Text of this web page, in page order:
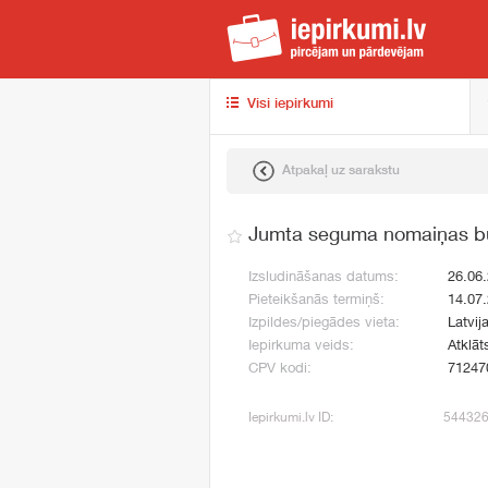
Visi iepirkumi
Atpakaļ uz sarakstu
Jumta seguma nomaiņas
Izsludināšanas datums:
Pieteikšanās termiņš:
Izpildes/piegādes vieta:
Iepirkuma veids:
CPV kodi:
Iepirkumi.lv ID: